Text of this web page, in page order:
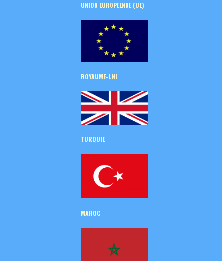
UNION EUROPEENNE (UE)
ROYAUME-UNI
TURQUIE
MAROC